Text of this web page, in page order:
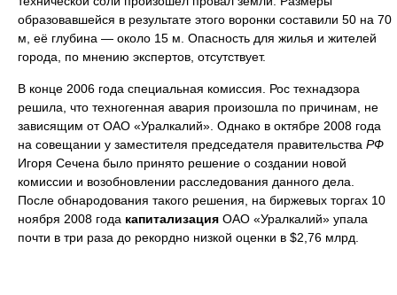
образовавшейся в результате этого воронки составили 50 на 70
м, её глубина — около 15 м. Опасность для жилья и жителей
города, по мнению экспертов, отсутствует.
В конце 2006 года специальная комиссия. Рос технадзора
решила, что техногенная авария произошла по причинам, не
зависящим от ОАО «Уралкалий». Однако в октябре 2008 года
на совещании у заместителя председателя правительства РФ
Игоря Сечена было принято решение о создании новой
комиссии и возобновлении расследования данного дела.
После обнародования такого решения, на биржевых торгах 10
ноября 2008 года капитализация ОАО «Уралкалий» упала
почти в три раза до рекордно низкой оценки в $2,76 млрд.